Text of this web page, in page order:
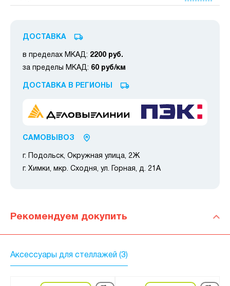
ДОСТАВКА
в пределах МКАД: 2200 руб.
за пределы МКАД: 60 руб/км
ДОСТАВКА В РЕГИОНЫ
САМОВЫВОЗ
г. Подольск, Окружная улица, 2Ж
г. Химки, мкр. Сходня, ул. Горная, д. 21А
Рекомендуем докупить
Аксессуары для стеллажей (3)